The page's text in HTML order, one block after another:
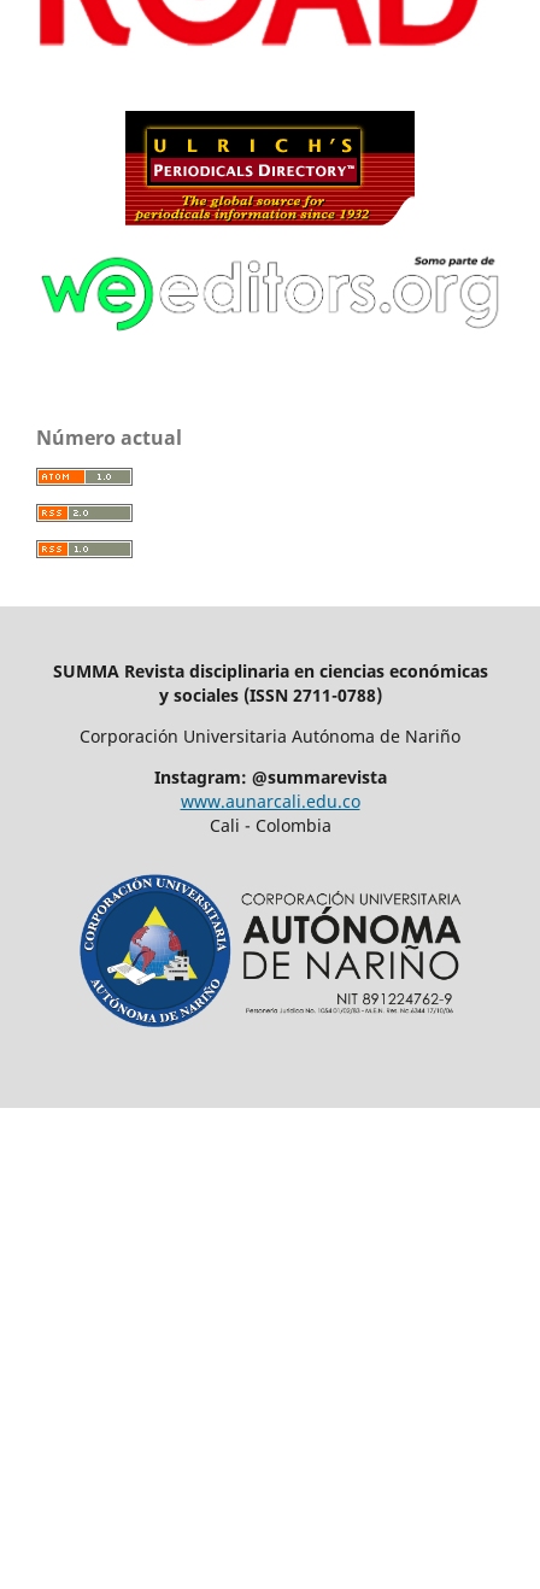
Número actual
SUMMA Revista disciplinaria en ciencias económicas
y sociales (ISSN 2711-0788)
Corporación Universitaria Autónoma de Nariño
Instagram: @summarevista
www.aunarcali.edu.co
Cali - Colombia